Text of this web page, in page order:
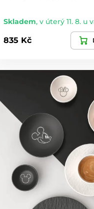
Skladem, v úterý 11. 8. u
835 Kč